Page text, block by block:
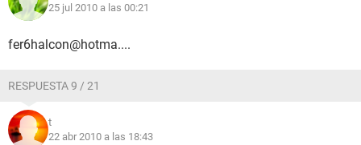
25 jul 2010 a las 00:21
fer6halcon@hotma....
RESPUESTA 9 / 21
t
22 abr 2010 a las 18:43